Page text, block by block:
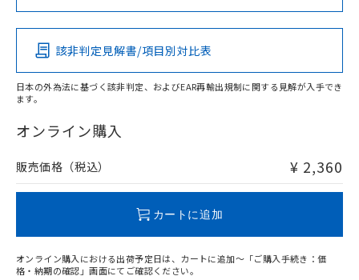
Pb Hg Cd Cr(VI)
O
在庫等で未対応品が混在する可能性があります。
問い合わせください。
この製品の規格認証/適合状況ページへ
その他の認証はこちらのページからご検索ください
該非判定見解書/項目別対比表
日本の外為法に基づく該非判定、およびEAR再輸出規制に関する見解が入手でき
ます。
オンライン購入
販売価格（税込） ¥ 2,360
カートに追加
オンライン購入における出荷予定日は、カートに追加～「ご購入手続き：価
格・納期の確認」画面にてご確認ください。